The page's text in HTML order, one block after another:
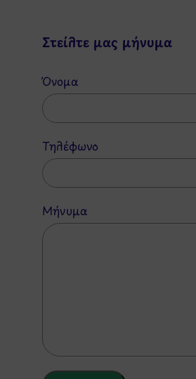
Στείλτε μας μήνυμα
Όνομα
Τηλέφωνο
Μήνυμα